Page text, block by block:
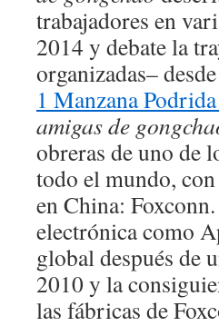
trabajadores en
2014 y debate la
organizadas–
1 Manzana
amigas de
obreras de uno de
todo el mundo,
en China:
electrónica como
global después de
2010 y la
las fábricas de